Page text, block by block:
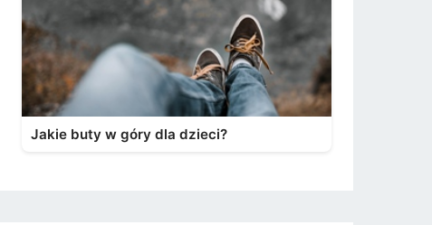
Jakie buty w góry dla dzieci?